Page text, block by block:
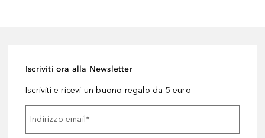
Iscriviti ora alla Newsletter
Iscriviti e ricevi un buono regalo da 5 euro
Indirizzo email*